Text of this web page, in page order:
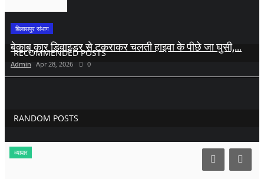
RECOMMENDED POSTS
बिलासपुर संभाग
बेकाबू कार डिवाइडर से टकराकर चलती हाइवा के पीछे जा घुसी,...
Admin Apr 28, 2026 0
RANDOM POSTS
व्यापार